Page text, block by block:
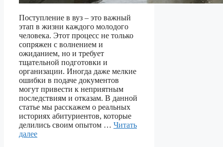
Поступление в вуз – это важный
этап в жизни каждого молодого
человека. Этот процесс не только
сопряжен с волнением и
ожиданием, но и требует
тщательной подготовки и
организации. Иногда даже мелкие
ошибки в подаче документов
могут привести к неприятным
последствиям и отказам. В данной
статье мы расскажем о реальных
историях абитуриентов, которые
делились своим опытом … Читать
далее